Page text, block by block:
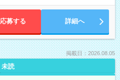
応募する 詳細へ
掲載日：2026.08.05
未読